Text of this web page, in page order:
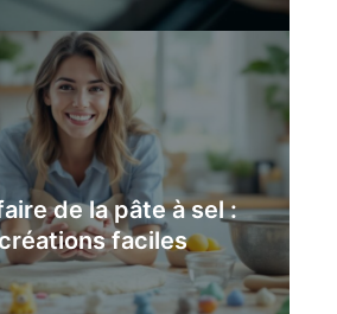
de la pâte à sel :
faciles